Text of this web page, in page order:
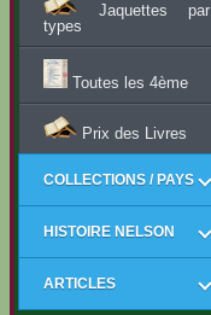
Jaquettes par
types
Toutes les 4ème
Prix des Livres
COLLECTIONS / PAYS
HISTOIRE NELSON
ARTICLES